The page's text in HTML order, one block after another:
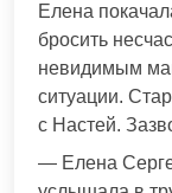
Елена
бросить
невидимым
ситуации.
с Настей.
— Елена